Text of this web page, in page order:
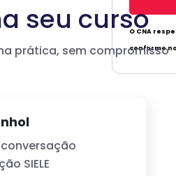
seu curso
prática, sem compromisso
SIELE